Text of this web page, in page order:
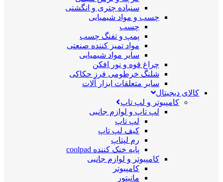
سنباده چتری و انگشتی
چسب و مواد شیمیایی
چسب
پمپ و تفنگ چسب
مواد تمیز کننده صنعتی
سایر مواد شیمیایی
چراغ قوه و نور افکن
شلنگ خرطومی فرز حکاکی
سایر متعلقات ابزار آلات
کالای دیجیتال
کامپیوتر و لپ تاپ
لپ تاپ و لوازم جانبی
لپ تاپ
کیف لپ تاپ
رم لپتاپ
پایه خنک کننده coolpad
کامپیوتر و لوازم جانبی
کامپیوتر
مانیتور